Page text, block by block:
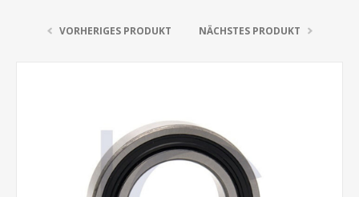
VORHERIGES PRODUKT NÄCHSTES PRODUKT